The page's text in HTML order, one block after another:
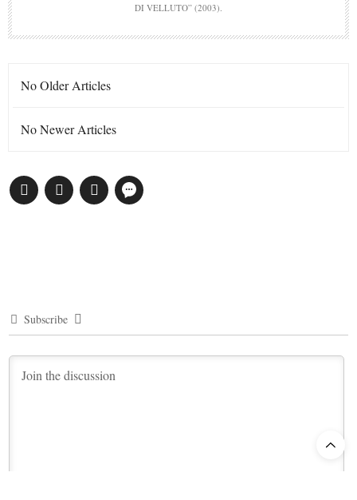
DI VELLUTO” (2003).
No Older Articles
No Newer Articles
Subscribe